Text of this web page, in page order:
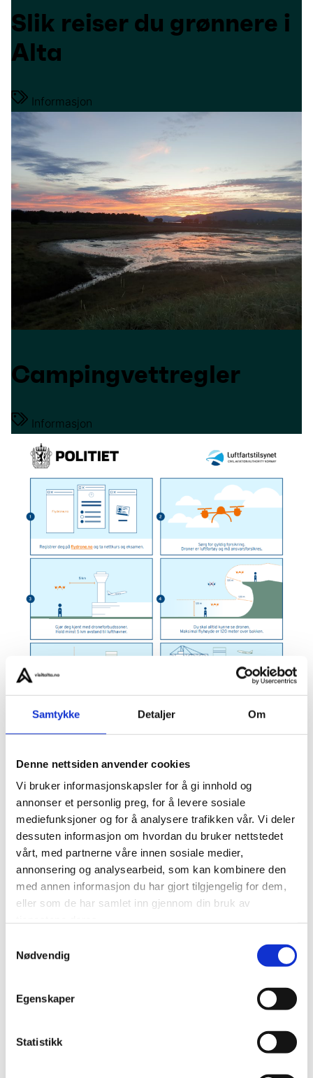
Samtykke Detaljer Om
Denne nettsiden anvender cookies
Vi bruker informasjonskapsler for å gi innhold og
annonser et personlig preg, for å levere sosiale
mediefunksjoner og for å analysere trafikken vår. Vi deler
dessuten informasjon om hvordan du bruker nettstedet
vårt, med partnerne våre innen sosiale medier,
annonsering og analysearbeid, som kan kombinere den
med annen informasjon du har gjort tilgjengelig for dem,
eller som de har samlet inn gjennom din bruk av
Nødvendig
Egenskaper
Statistikk
Slik reiser du grønnere i
Alta
Informasjon
Campingvettregler
Informasjon
Informasjon om
dronebruk